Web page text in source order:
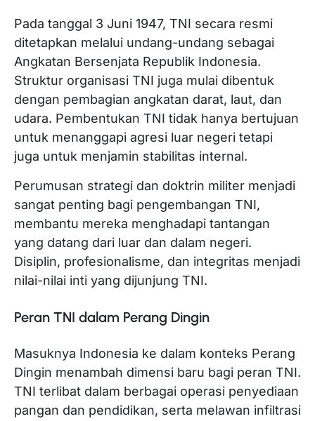
Pada tanggal 3 Juni 1947, TNI secara resmi
ditetapkan melalui undang-undang sebagai
Angkatan Bersenjata Republik Indonesia.
Struktur organisasi TNI juga mulai dibentuk
dengan pembagian angkatan darat, laut, dan
udara. Pembentukan TNI tidak hanya bertujuan
untuk menanggapi agresi luar negeri tetapi
juga untuk menjamin stabilitas internal.
Perumusan strategi dan doktrin militer menjadi
sangat penting bagi pengembangan TNI,
membantu mereka menghadapi tantangan
yang datang dari luar dan dalam negeri.
Disiplin, profesionalisme, dan integritas menjadi
nilai-nilai inti yang dijunjung TNI.
Peran TNI dalam Perang Dingin
Masuknya Indonesia ke dalam konteks Perang
Dingin menambah dimensi baru bagi peran TNI.
TNI terlibat dalam berbagai operasi penyediaan
pangan dan pendidikan, serta melawan infiltrasi